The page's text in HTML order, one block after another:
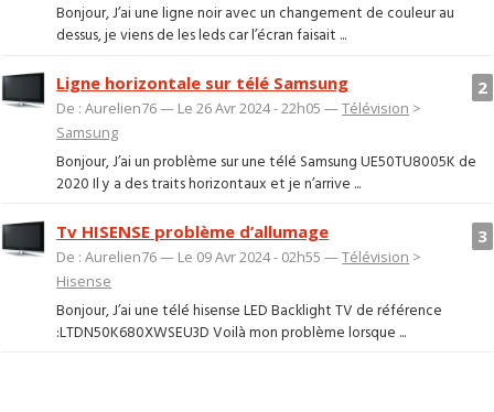
Bonjour, J’ai une ligne noir avec un changement de couleur au
dessus, je viens de les leds car l’écran faisait ...
2
Ligne horizontale sur télé Samsung
De : Aurelien76 — Le 26 Avr 2024 - 22h05 —Télévision >
Samsung
Bonjour, J’ai un problème sur une télé Samsung UE50TU8005K de
2020 Il y a des traits horizontaux et je n’arrive ...
3
Tv HISENSE problème d’allumage
De : Aurelien76 — Le 09 Avr 2024 - 02h55 —Télévision >
Hisense
Bonjour, J’ai une télé hisense LED Backlight TV de référence
:LTDN50K680XWSEU3D Voilà mon problème lorsque ...